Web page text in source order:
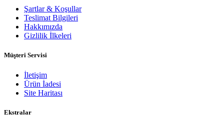
Şartlar & Koşullar
Teslimat Bilgileri
Hakkımızda
Gizlilik İlkeleri
Müşteri Servisi
İletişim
Ürün İadesi
Site Haritası
Ekstralar